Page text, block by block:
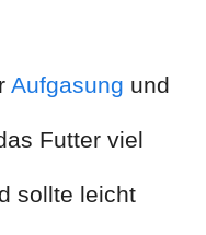
Aufgasung und
Futter viel
sollte leicht